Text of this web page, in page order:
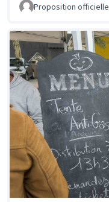
Proposition officielle